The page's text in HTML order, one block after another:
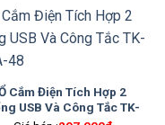
Cắm Điện Tích Hợp 2
USB Và Công Tắc TK-
TT-A-48